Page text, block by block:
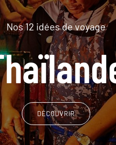
Nos 12 idées de voyage
DÉCOUVRIR